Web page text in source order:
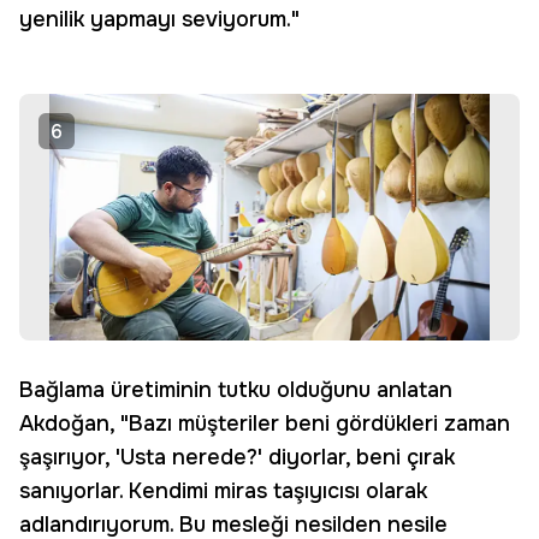
yenilik yapmayı seviyorum."
6
Bağlama üretiminin tutku olduğunu anlatan
Akdoğan, "Bazı müşteriler beni gördükleri zaman
şaşırıyor, 'Usta nerede?' diyorlar, beni çırak
sanıyorlar. Kendimi miras taşıyıcısı olarak
adlandırıyorum. Bu mesleği nesilden nesile